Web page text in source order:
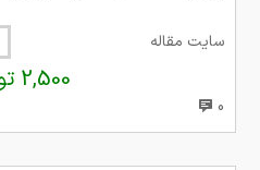
سایت مقاله
2,500 تومان
0